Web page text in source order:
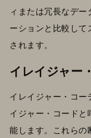
ィまたは冗長なデ
ーションと比較して
されます。
イレイジャー
イレイジャー・コー
イジャー・コードと
能します。これらの